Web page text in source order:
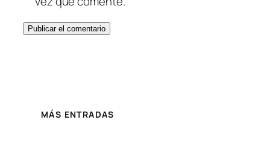
MÁS ENTRADAS